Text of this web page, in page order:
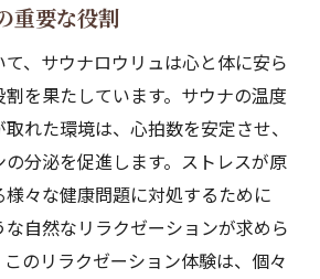
重要な役割
、サウナロウリュは心と体に安ら
を果たしています。サウナの温度
れた環境は、心拍数を安定させ、
分泌を促進します。ストレスが原
々な健康問題に対処するために
自然なリラクゼーションが求めら
のリラクゼーション体験は、個々